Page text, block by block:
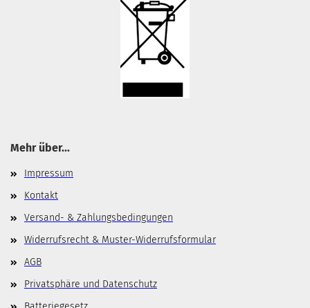
Mehr über...
Impressum
Kontakt
Versand- & Zahlungsbedingungen
Widerrufsrecht & Muster-Widerrufsformular
AGB
Privatsphäre und Datenschutz